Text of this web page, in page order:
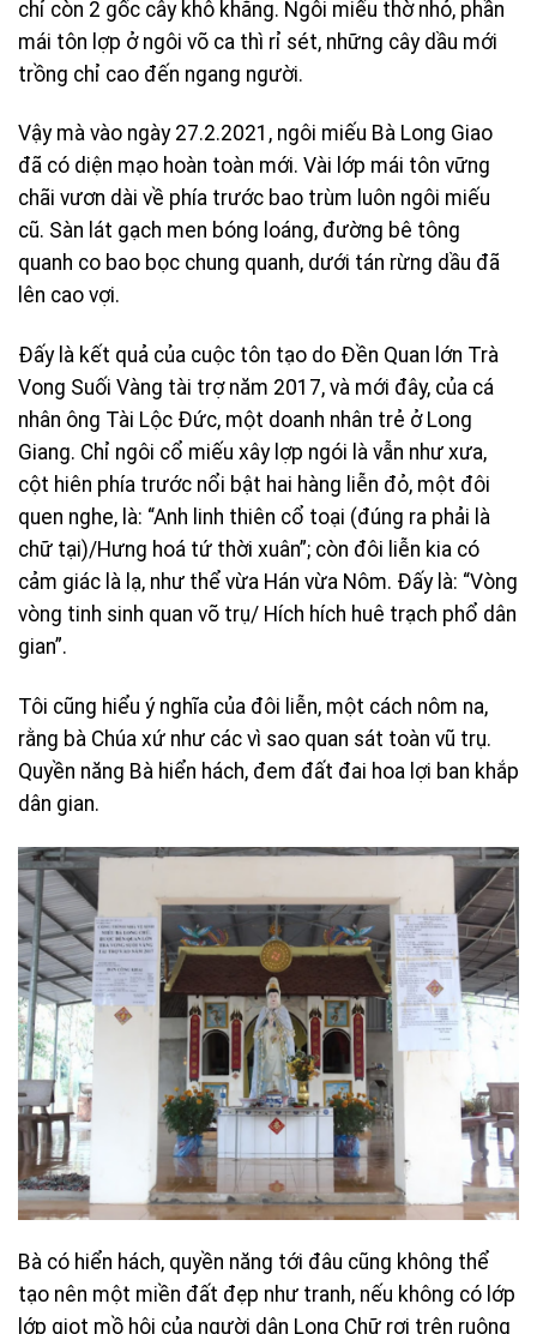
chỉ còn 2 gốc cây khô khẳng. Ngôi miếu thờ nhỏ, phần
mái tôn lợp ở ngôi võ ca thì rỉ sét, những cây dầu mới
trồng chỉ cao đến ngang người.
Vậy mà vào ngày 27.2.2021, ngôi miếu Bà Long Giao
đã có diện mạo hoàn toàn mới. Vài lớp mái tôn vững
chãi vươn dài về phía trước bao trùm luôn ngôi miếu
cũ. Sàn lát gạch men bóng loáng, đường bê tông
quanh co bao bọc chung quanh, dưới tán rừng dầu đã
lên cao vợi.
Ðấy là kết quả của cuộc tôn tạo do Ðền Quan lớn Trà
Vong Suối Vàng tài trợ năm 2017, và mới đây, của cá
nhân ông Tài Lộc Ðức, một doanh nhân trẻ ở Long
Giang. Chỉ ngôi cổ miếu xây lợp ngói là vẫn như xưa,
cột hiên phía trước nổi bật hai hàng liễn đỏ, một đôi
quen nghe, là: “Anh linh thiên cổ toại (đúng ra phải là
chữ tại)/Hưng hoá tứ thời xuân”; còn đôi liễn kia có
cảm giác là lạ, như thể vừa Hán vừa Nôm. Ðấy là: “Vòng
vòng tinh sinh quan võ trụ/ Hích hích huê trạch phổ dân
gian”.
Tôi cũng hiểu ý nghĩa của đôi liễn, một cách nôm na,
rằng bà Chúa xứ như các vì sao quan sát toàn vũ trụ.
Quyền năng Bà hiển hách, đem đất đai hoa lợi ban khắp
dân gian.
Bà có hiển hách, quyền năng tới đâu cũng không thể
tạo nên một miền đất đẹp như tranh, nếu không có lớp
lớp giọt mồ hôi của người dân Long Chữ rơi trên ruộng